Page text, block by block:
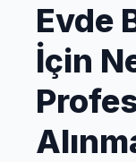
Evde
İçin